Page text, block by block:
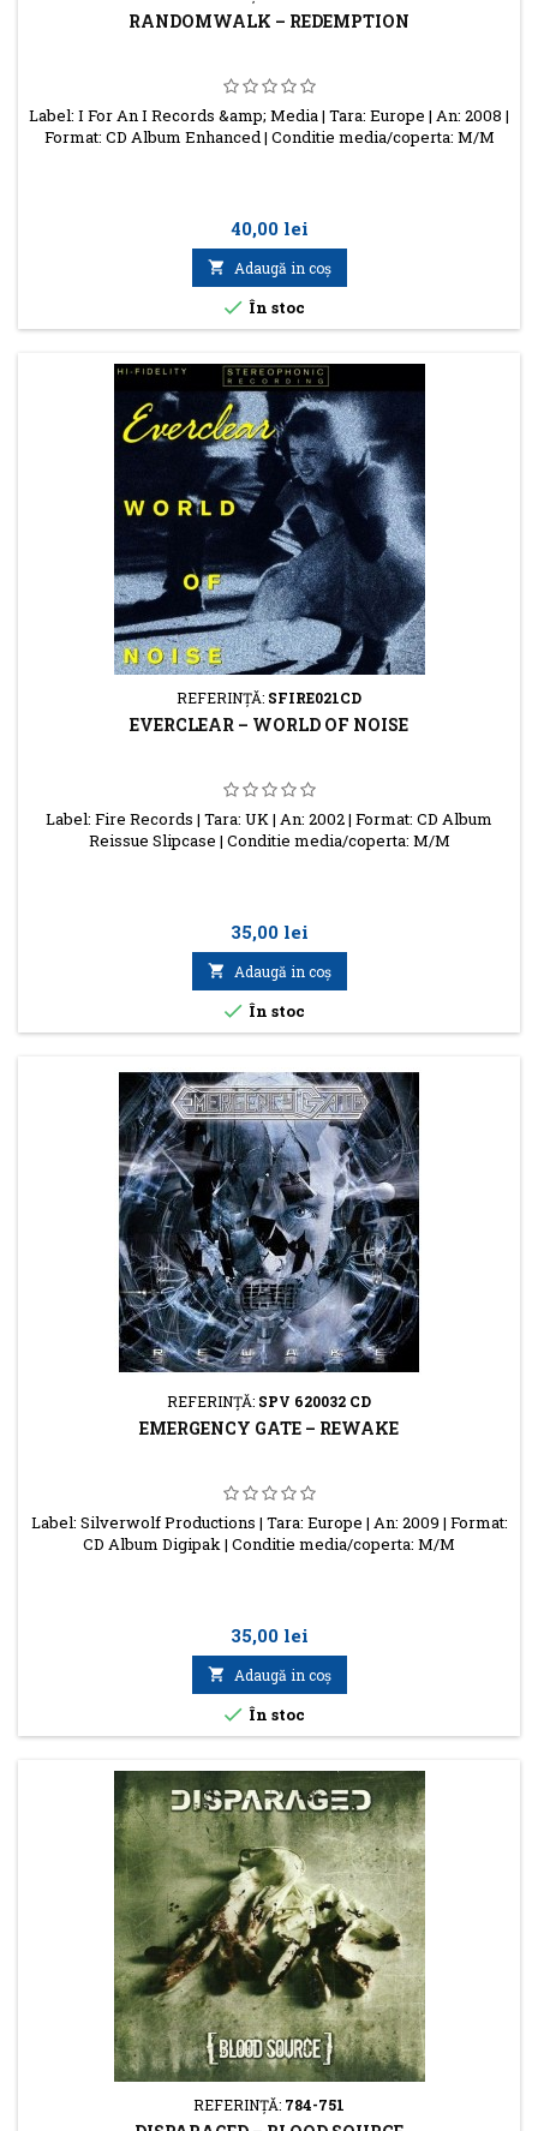
RANDOMWALK – REDEMPTION
Label: I For An I Records &amp; Media | Tara: Europe | An: 2008 |
Format: CD Album Enhanced | Conditie media/coperta: M/M
Preţ
40,00 lei
 Adaugă in coş
 În stoc
REFERINŢĂ: SFIRE021CD
EVERCLEAR – WORLD OF NOISE
Label: Fire Records | Tara: UK | An: 2002 | Format: CD Album
Reissue Slipcase | Conditie media/coperta: M/M
Preţ
35,00 lei
 Adaugă in coş
 În stoc
REFERINŢĂ: SPV 620032 CD
EMERGENCY GATE – REWAKE
Label: Silverwolf Productions | Tara: Europe | An: 2009 | Format:
CD Album Digipak | Conditie media/coperta: M/M
Preţ
35,00 lei
 Adaugă in coş
 În stoc
REFERINŢĂ: 784-751